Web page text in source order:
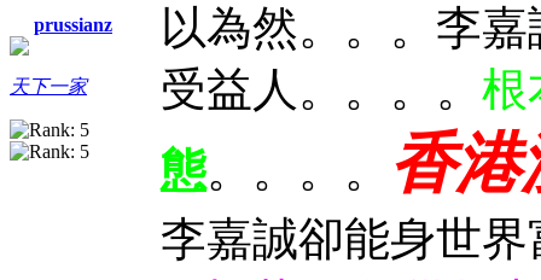
prussianz
天下一家
以為然。。。李
受益人。。。。 根
態。。。。 香港
李嘉誠卻能身世